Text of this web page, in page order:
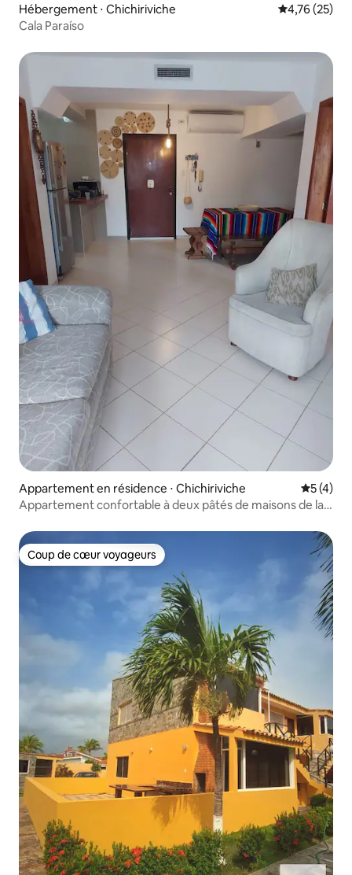
Hébergement ⋅ Chichiriviche Évaluation
4,76 (25)
Cala Paraíso
Appartement en résidence ⋅ Chichiriviche
5 (4)
Appartement confortable à deux pâtés de maisons de la
Coup de cœur voyageurs
Coup de cœur voyageurs